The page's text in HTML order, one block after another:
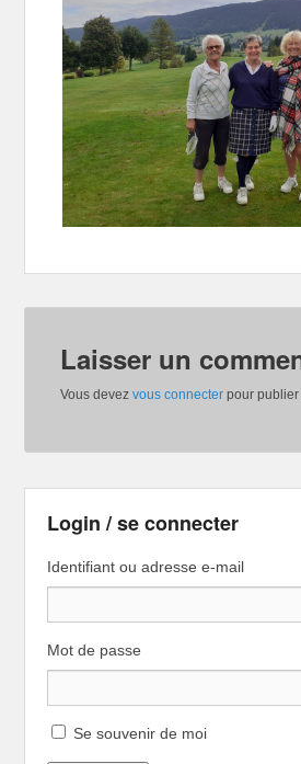
Laisser un
Vous devezvous connecter pour
Login / se connecter
Identifiant ou adresse e-mail
Mot de passe
Se souvenir de moi